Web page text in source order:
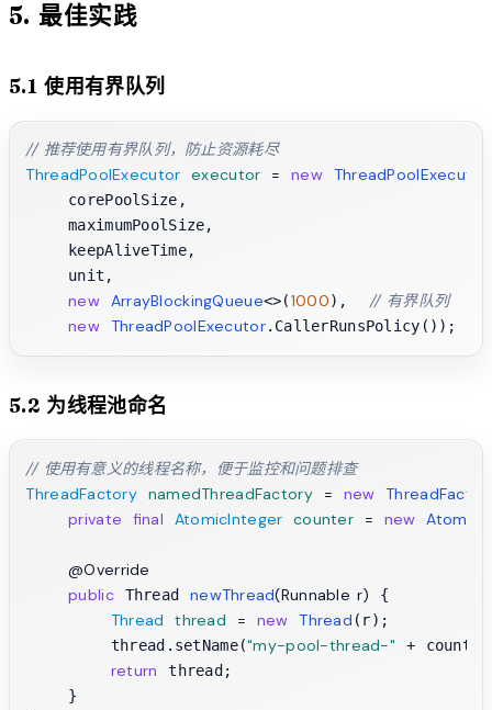
5. 最佳实践
5.1 使用有界队列
// 推荐使用有界队列，防止资源耗尽
ThreadPoolExecutor executor = new ThreadPoolExecutor
    corePoolSize,
    maximumPoolSize,
    keepAliveTime,
    unit,
new ArrayBlockingQueue<>(1000), // 有界队列
new ThreadPoolExecutor.CallerRunsPolicy());
5.2 为线程池命名
// 使用有意义的线程名称，便于监控和问题排查
ThreadFactory namedThreadFactory = new
private
final AtomicInteger counter = new
@Override
public Thread newThread(Runnable r) {
Thread thread = new Thread (r);
        thread.setName(
"my-pool-thread-" +
return
thread;
    }